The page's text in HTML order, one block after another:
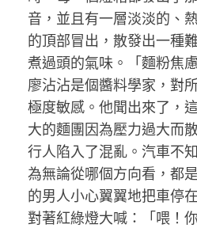
音，並且有一層淡淡的、
的頂部冒出，散發出一
煮過頭的氣味。「麵粉焦
廖沾沾是個醬料學家，對
極度敏感。他聞出來了，
大的麵團因為壓力過大而
行人陷入了混亂。汽車不
為無論從哪個方向看，都
的男人小心翼翼地把車停
對著紅綠燈大喊：「喂！